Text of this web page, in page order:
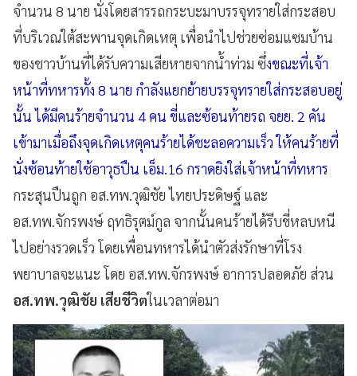
จำนวน 8 นาย นั่งโดยสารรถกระบะมาบรรจุทรายใส่กระสอบ
ที่บริเวณใต้สะพานจุดเกิดเหตุ เพื่อนำไปช่วยซ่อมแซมบ้าน
ของชาวบ้านที่ได้รับความเสียหายจากน้ำท่วม ซึ่งขณะที่เจ้า
หน้าที่ทหารทั้ง 8 นาย กำลังแยกย้ายบรรจุทรายใส่กระสอบอยู่
นั้น ได้มีคนร้ายจำนวน 4 คน ขี่และซ้อนท้ายรถ จยย. 2 คัน
เข้ามาเมื่อถึงจุดเกิดเหตุคนร้ายได้ชะลอความเร็ว ให้คนร้ายที่
นั่งซ้อนท้ายใช้อาวุธปืน เอ็ม.16 กราดยิงใส่เจ้าหน้าที่ทหาร
กระสุนปืนถูก อส.ทพ.วุฒิชัย ไทยประดิษฐ์ และ
อส.ทพ.จักรพงษ์ ฤทธิรุตม์กูล จากนั้นคนร้ายได้รีบขี่หลบหนี
ไปอย่างรวดเร็ว โดยเพื่อนทหารได้นำตัวส่งรักษาที่โรง
พยาบาลจะแนะ โดย อส.ทพ.จักรพงษ์ อาการปลอดภัย ส่วน
อส.ทพ.วุฒิชัย เสียชีวิตในเวลาต่อมา